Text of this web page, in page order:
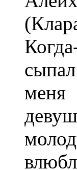
меня